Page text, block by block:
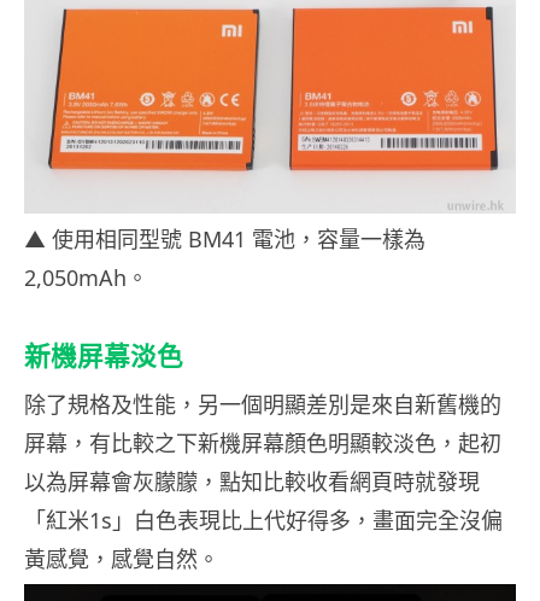
▲ 使用相同型號 BM41 電池，容量一樣為
2,050mAh。
新機屏幕淡色
除了規格及性能，另一個明顯差別是來自新舊機的
屏幕，有比較之下新機屏幕顏色明顯較淡色，起初
以為屏幕會灰朦朦，點知比較收看網頁時就發現
「紅米1s」白色表現比上代好得多，畫面完全沒偏
黃感覺，感覺自然。